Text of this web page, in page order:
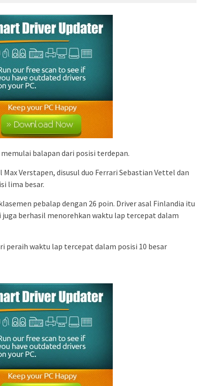
balapan dari posisi terdepan.
Verstapen, disusul duo Ferrari Sebastian Vettel dan
lima besar.
pebalap dengan 26 poin. Driver asal Finlandia itu
berhasil menorehkan waktu lap tercepat dalam
peraih waktu lap tercepat dalam posisi 10 besar